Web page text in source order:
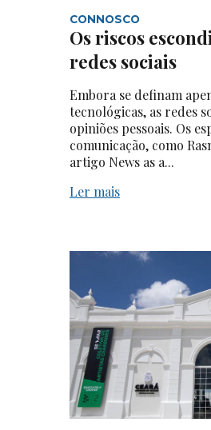
CONNOSCO
Os riscos
redes sociais
Embora se definam
tecnológicas, as redes
opiniões pessoais. Os
comunicação, como
artigo News as a...
Ler mais